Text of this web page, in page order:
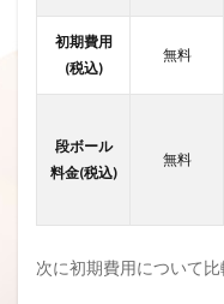
初期費用
(税込)
無料
段ボール
料金(税込)
無料
次に初期費用について比